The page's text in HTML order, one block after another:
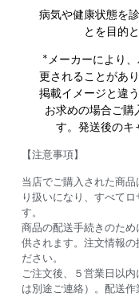
病気や健康状態を
とを目的
*メーカーにより
更されることがあ
掲載イメージと違
お求めの場合ご購
す。発送後のキ
【注意事項】
当店でご購入された商
り扱いになり、すべて
す。
商品の配送手続きのた
供されます。注文情報の
ださい。
ご注文後、５営業日以
は別途ご連絡）。配送